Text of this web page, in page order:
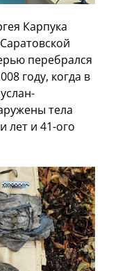
Карпука
перебрался
году, когда в
тела
лет и 41-ого